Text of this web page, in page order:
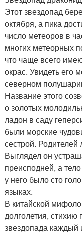
Этот звездопад
октября, а пика
число метеоров в
многих метеорных
что чаще всего
окрас. Увидеть его
северном
Название этого
о золотых
ладон в саду
были морские
сестрой. Родителей
Выглядел он
преисподней, а
у него было сто
языках.
В китайской
долголетия,
звездопада каждый